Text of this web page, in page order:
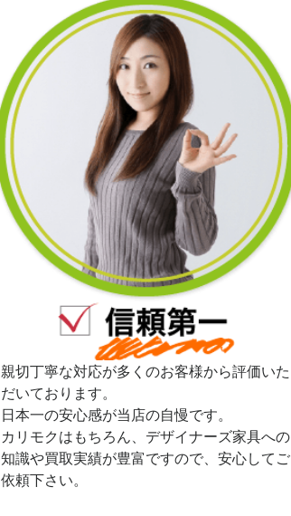
親切丁寧な対応が多くのお客様から評価いた
だいております。
日本一の安心感が当店の自慢です。
カリモクはもちろん、デザイナーズ家具への
知識や買取実績が豊富ですので、安心してご
依頼下さい。